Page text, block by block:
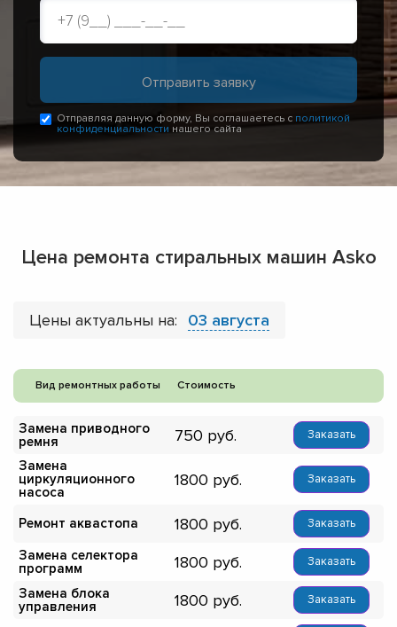
Отправляя данную форму, Вы соглашаетесь с политикой
конфиденциальности нашего сайта
Цена ремонта стиральных машин Asko
Цены актуальны на: 03 августа
Вид ремонтных работы Стоимость
Замена приводного
ремня
750 Заказать
Замена
циркуляционного
насоса
1800 Заказать
Ремонт аквастопа 1800 Заказать
Замена селектора
программ
1800 Заказать
Замена блока
управления
1800 Заказать